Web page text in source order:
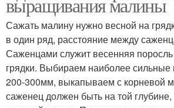
Сажать малину нужно весной на
в один ряд, расстояние между
Саженцами служит весенняя
грядки. Выбираем наиболее сильные
200-300мм, выкапываем с корневой
саженец должен быть на той